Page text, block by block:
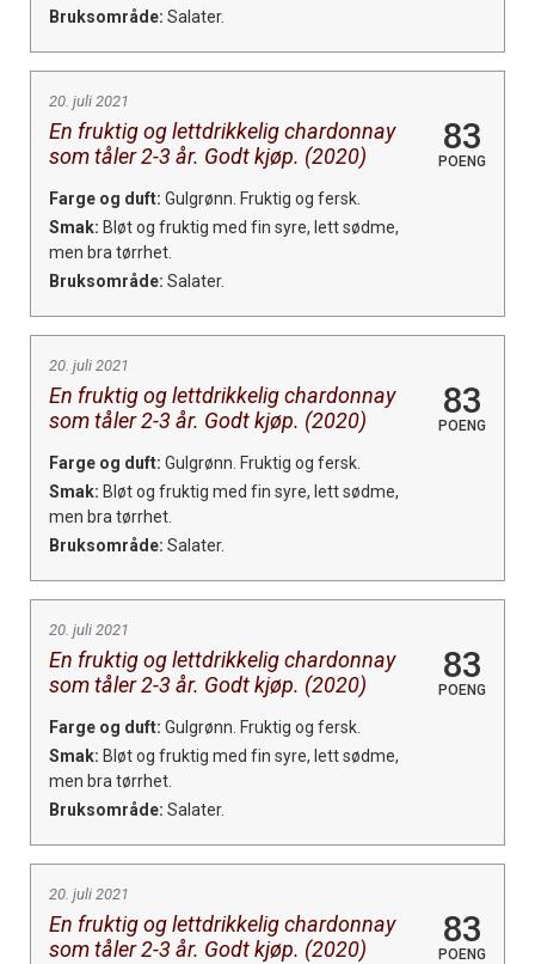
Bruksområde: Salater.
20. juli 2021
En fruktig og lettdrikkelig chardonnay
som tåler 2-3 år. Godt kjøp. (2020)
83
POENG
Farge og duft: Gulgrønn. Fruktig og fersk.
Smak: Bløt og fruktig med fin syre, lett sødme,
men bra tørrhet.
Bruksområde: Salater.
20. juli 2021
En fruktig og lettdrikkelig chardonnay
som tåler 2-3 år. Godt kjøp. (2020)
83
POENG
Farge og duft: Gulgrønn. Fruktig og fersk.
Smak: Bløt og fruktig med fin syre, lett sødme,
men bra tørrhet.
Bruksområde: Salater.
20. juli 2021
En fruktig og lettdrikkelig chardonnay
som tåler 2-3 år. Godt kjøp. (2020)
83
POENG
Farge og duft: Gulgrønn. Fruktig og fersk.
Smak: Bløt og fruktig med fin syre, lett sødme,
men bra tørrhet.
Bruksområde: Salater.
20. juli 2021
En fruktig og lettdrikkelig chardonnay
som tåler 2-3 år. Godt kjøp. (2020)
83
POENG